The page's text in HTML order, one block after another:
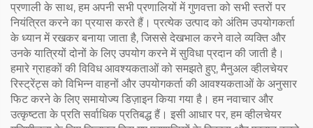
प्रणाली के साथ, हम अपनी सभी प्रणालियों में गुणवत्ता को सभी स्तरों पर
नियंत्रित करने का प्रयास करते हैं। प्रत्येक उत्पाद को अंतिम उपयोगकर्ता
के ध्यान में रखकर बनाया जाता है, जिससे देखभाल करने वाले व्यक्ति और
उनके यात्रियों दोनों के लिए उपयोग करने में सुविधा प्रदान की जाती है।
हमारे ग्राहकों की विविध आवश्यकताओं को समझते हुए, मैनुअल व्हीलचेयर
रिस्ट्रेंट्स को विभिन्न वाहनों और उपयोगकर्ता की आवश्यकताओं के अनुसार
फिट करने के लिए समायोज्य डिज़ाइन किया गया है। हम नवाचार और
उत्कृष्टता के प्रति सर्वाधिक प्रतिबद्ध हैं। इसी आधार पर, हम व्हीलचेयर